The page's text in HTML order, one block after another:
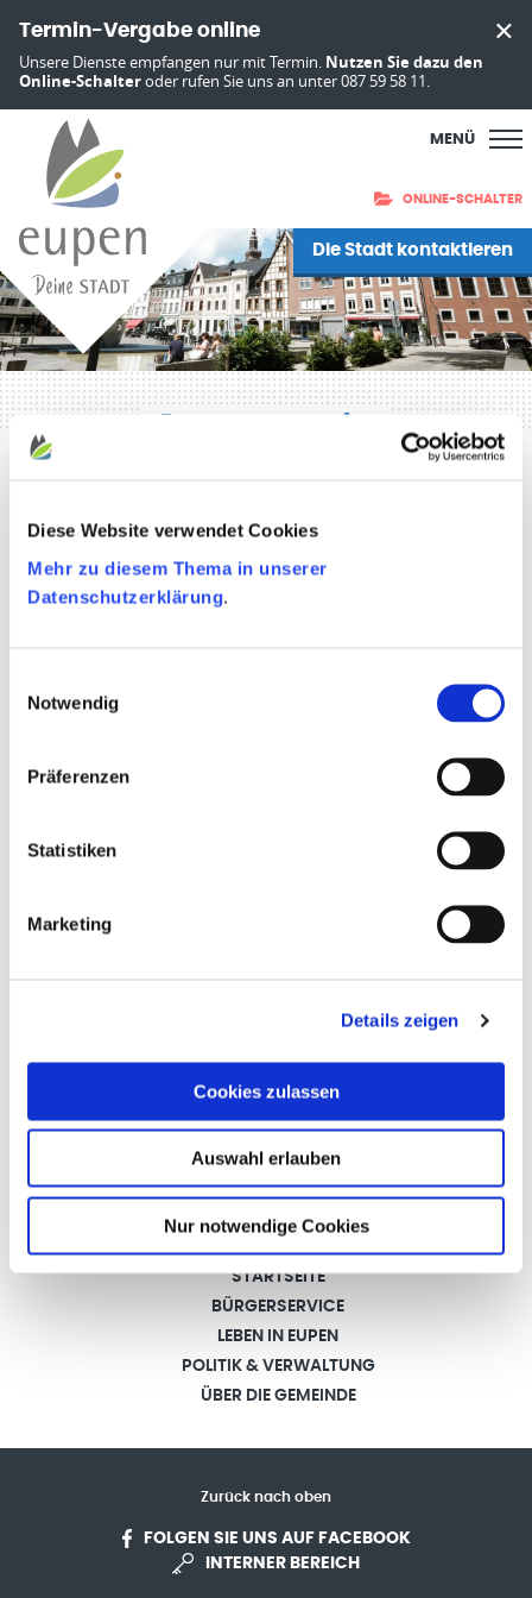
Diese Website verwendet Cookies
Mehr zu diesem Thema in unserer
Datenschutzerklärung.
Notwendig
Präferenzen
Statistiken
Marketing
Details zeigen
Cookies zulassen
Auswahl erlauben
Nur notwendige Cookies
Termin-Vergabe online
Unsere Dienste empfangen nur mit Termin. Nutzen Sie dazu den
Online-Schalteroder rufen Sie uns an unter 087 59 58 11.
MENÜ
ONLINE-SCHALTER
Die Stadt kontaktieren
Erneuerung Ihres
Führerscheins
Führerscheins.
STARTSEITE
BÜRGERSERVICE
LEBEN IN EUPEN
POLITIK & VERWALTUNG
ÜBER DIE GEMEINDE
Zurück nach oben
FOLGEN SIE UNS AUF FACEBOOK
INTERNER BEREICH